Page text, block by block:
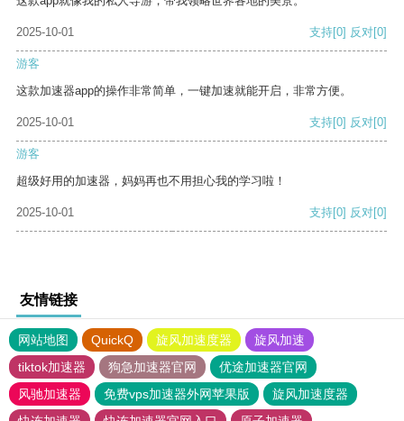
2025-10-01 支持[0] 反对[0]
游客
这款加速器app的操作非常简单，一键加速就能开启，非常方便。
2025-10-01 支持[0] 反对[0]
游客
超级好用的加速器，妈妈再也不用担心我的学习啦！
2025-10-01 支持[0] 反对[0]
友情链接
网站地图 QuickQ 旋风加速度器
旋风加速
tiktok加速器
狗急加速器官网
优途加速器官网
风驰加速器
免费vps加速器外网苹果版
旋风加速度器